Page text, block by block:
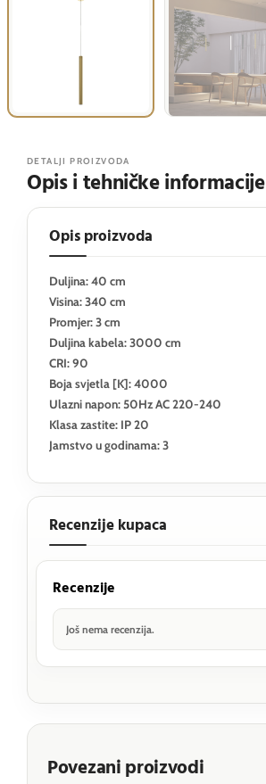
DETALJI PROIZVODA
Opis i tehničke informacije
Opis proizvoda
Duljina: 40 cm
Visina: 340 cm
Promjer: 3 cm
Duljina kabela: 3000 cm
CRI: 90
Boja svjetla [K]: 4000
Ulazni napon: 50Hz AC 220-240
Klasa zastite: IP 20
Jamstvo u godinama: 3
Recenzije kupaca
Recenzije
Još nema recenzija.
Povezani proizvodi